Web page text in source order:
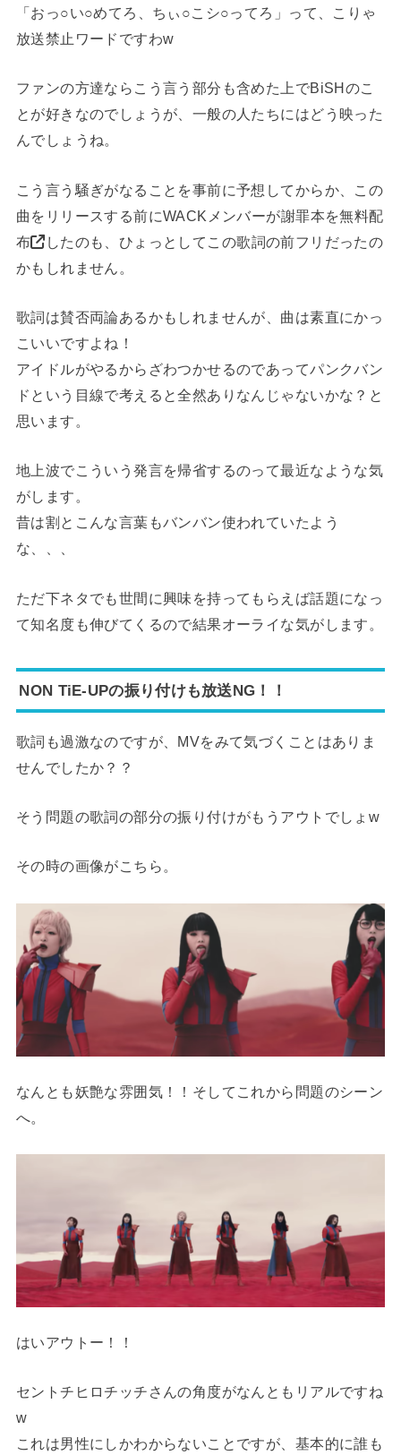
「おっ○い○めてろ、ちぃ○こシ○ってろ」って、こりゃ
放送禁止ワードですわw
ファンの方達ならこう言う部分も含めた上でBiSHのこ
とが好きなのでしょうが、一般の人たちにはどう映った
んでしょうね。
こう言う騒ぎがなることを事前に予想してからか、
この
曲をリリースする前にWACKメンバーが謝罪本を無料配
布
したのも、ひょっとしてこの歌詞の前フリだったの
かもしれません。
歌詞は賛否両論あるかもしれませんが、曲は素直にかっ
こいいですよね！
アイドルがやるからざわつかせるのであってパンクバン
ドという目線で考えると全然ありなんじゃないかな？と
思います。
地上波でこういう発言を帰省するのって最近なような気
がします。
昔は割とこんな言葉もバンバン使われていたよう
な、、、
ただ下ネタでも世間に興味を持ってもらえば話題になっ
て知名度も伸びてくるので結果オーライな気がします。
NON TiE-UPの振り付けも放送NG！！
歌詞も過激なのですが、MVをみて気づくことはありま
せんでしたか？？
そう問題の歌詞の部分の振り付けがもうアウトでしょw
その時の画像がこちら。
なんとも妖艶な雰囲気！！そしてこれから問題のシーン
へ。
はいアウトー！！
セントチヒロチッチさんの角度がなんともリアルですね
w
これは男性にしかわからないことですが、基本的に誰も